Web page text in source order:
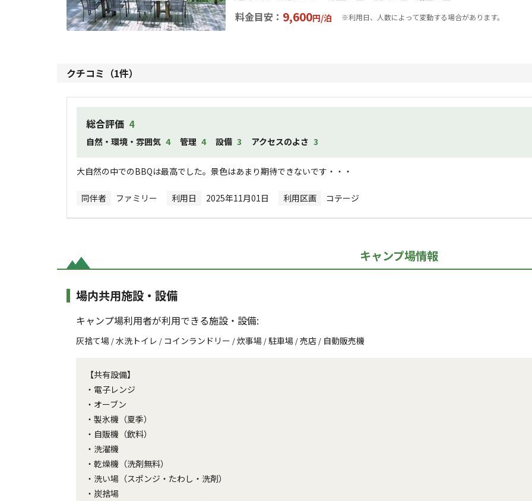
料金目安： 9,600円/泊 ※利用日、人数によって変動する場合があります。
クチコミ（1件）
総合評価 4
自然・環境・雰囲気 4 管理 4 設備 3 アクセスのよさ 3
大自然の中でのBBQは最高でした。景色はあまり期待できないです・・・
同伴者 ファミリー 利用日 2025年11月01日 利用区画 コテージ
キャンプ場情報
場内共用施設・設備
キャンプ場利用者が利用できる施設・設備:
灰捨て場 /水洗トイレ / コインランドリー /炊事場 /駐車場 /売店 / 自動販売機
【共有設備】
・電子レンジ
・オーブン
・製氷機（夏季）
・自販機（飲料）
・洗濯機
・乾燥機（洗剤無料）
・洗い場（スポンジ・たわし・洗剤）
・炭捨場